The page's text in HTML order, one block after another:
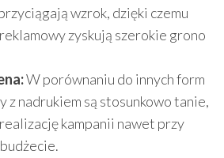
wzrok, dzięki czemu
zyskują szerokie grono
W porównaniu do innych form
z nadrukiem są stosunkowo tanie,
kampanii nawet przy